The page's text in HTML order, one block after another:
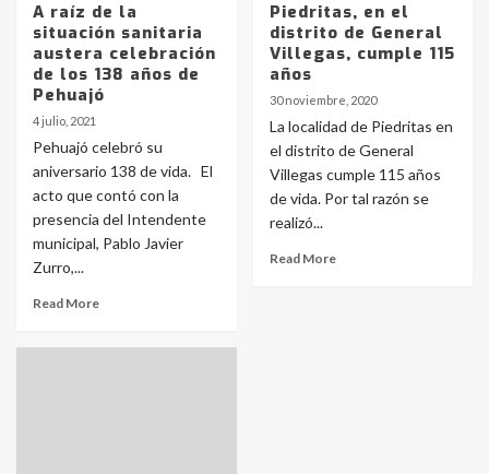
A raíz de la
situación sanitaria
austera celebración
de los 138 años de
Pehuajó
4 julio, 2021
Pehuajó celebró su
aniversario 138 de vida. El
acto que contó con la
presencia del Intendente
municipal, Pablo Javier
Zurro,...
Read More
Piedritas, en el
distrito de General
Villegas, cumple 115
años
30 noviembre, 2020
La localidad de Piedritas en
el distrito de General
Villegas cumple 115 años
de vida. Por tal razón se
realizó...
Read More